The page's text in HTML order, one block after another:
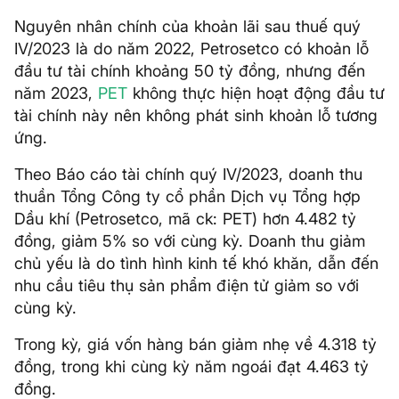
Nguyên nhân chính của khoản lãi sau thuế quý
IV/2023 là do năm 2022, Petrosetco có khoản lỗ
đầu tư tài chính khoảng 50 tỷ đồng, nhưng đến
năm 2023, PET không thực hiện hoạt động đầu tư
tài chính này nên không phát sinh khoản lỗ tương
ứng.
Theo Báo cáo tài chính quý IV/2023, doanh thu
thuần Tổng Công ty cổ phần Dịch vụ Tổng hợp
Dầu khí (Petrosetco, mã ck: PET) hơn 4.482 tỷ
đồng, giảm 5% so với cùng kỳ. Doanh thu giảm
chủ yếu là do tình hình kinh tế khó khăn, dẫn đến
nhu cầu tiêu thụ sản phẩm điện tử giảm so với
cùng kỳ.
Trong kỳ, giá vốn hàng bán giảm nhẹ về 4.318 tỷ
đồng, trong khi cùng kỳ năm ngoái đạt 4.463 tỷ
đồng.